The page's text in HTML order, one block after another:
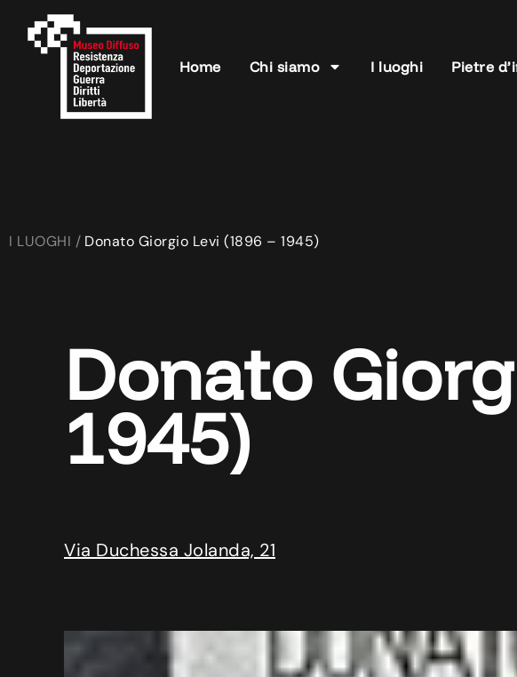
Home Chi siamo I luoghi Pietre
I LUOGHI / Donato Giorgio Levi (1896 – 1945)
Donato
1945)
Via Duchessa Jolanda, 21